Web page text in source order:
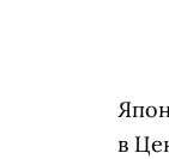
в